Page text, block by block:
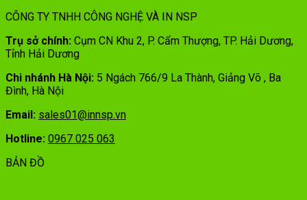
CÔNG TY TNHH CÔNG NGHỆ VÀ IN NSP
Trụ sở chính: Cụm CN Khu 2, P. Cẩm Thượng, TP. Hải Dương,
Tỉnh Hải Dương
Chi nhánh Hà Nội: 5 Ngách 766/9 La Thành, Giảng Võ , Ba
Đình, Hà Nội
Email: sales01@innsp.vn
Hotline: 0967 025 063
BẢN ĐỒ